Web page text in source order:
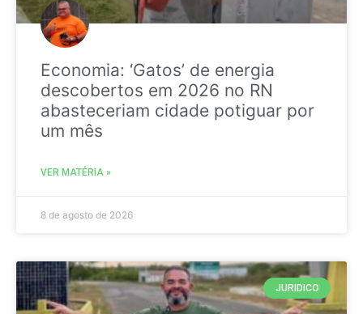
Economia: ‘Gatos’ de energia
descobertos em 2026 no RN
abasteceriam cidade potiguar por
um mês
VER MATÉRIA »
8 de agosto de 2026
JURIDICO